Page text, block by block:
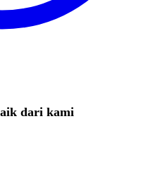
dari kami